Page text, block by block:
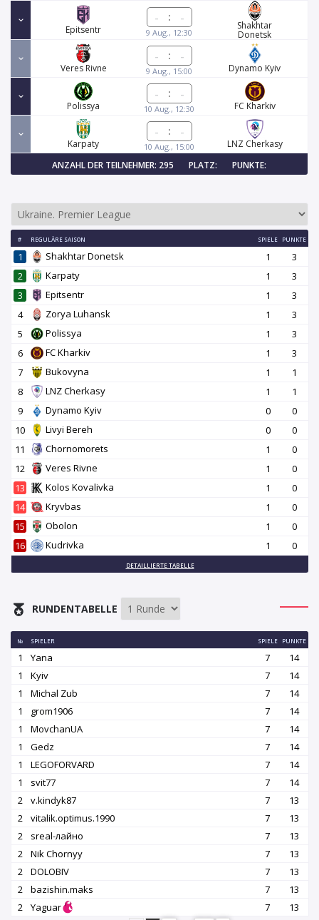
Epitsentr
:
9 Aug., 12:30
Shakhtar
Donetsk
Veres Rivne
:
9 Aug., 15:00 Dynamo Kyiv
Polissya
:
10 Aug., 12:30 FC Kharkiv
Karpaty
:
10 Aug., 15:00
LNZ Cherkasy
ANZAHL DER TEILNEHMER: 295
PLATZ: PUNKTE:
# REGULÄRE SAISON SPIELE PUNKTE
1 Shakhtar Donetsk 1
3
2
Karpaty 1
3
3
Epitsentr 1
3
4
Zorya Luhansk 1
3
5
Polissya 1
3
6
FC Kharkiv 1
3
7
Bukovyna 1
1
8
LNZ Cherkasy 1
1
9
Dynamo Kyiv 0
0
10
Livyi Bereh 0
0
11
Chornomorets 1
0
12
Veres Rivne 1
0
13
Kolos Kovalivka 1
0
14
Kryvbas 1
0
15
Obolon 1
0
16
Kudrivka 1 0
DETAILLIERTE TABELLE
RUNDENTABELLE
№ SPIELER SPIELE PUNKTE
1 Yana 7
14
1
Kyiv 7
14
1
Michal Zub 7
14
1
grom1906 7
14
1
MovchanUA 7
14
1
Gedz 7
14
1
LEGOFORVARD 7
14
1
svit77 7
14
2
v.kindyk87 7
13
2
vitalik.optimus.1990 7
13
2
srеаl-лайно 7
13
2
Nik Chornyy 7
13
2
DOLOBIV 7
13
2
bazishin.maks 7
13
2
Yaguar 7
13